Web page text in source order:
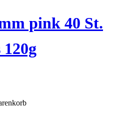
pink 40 St.